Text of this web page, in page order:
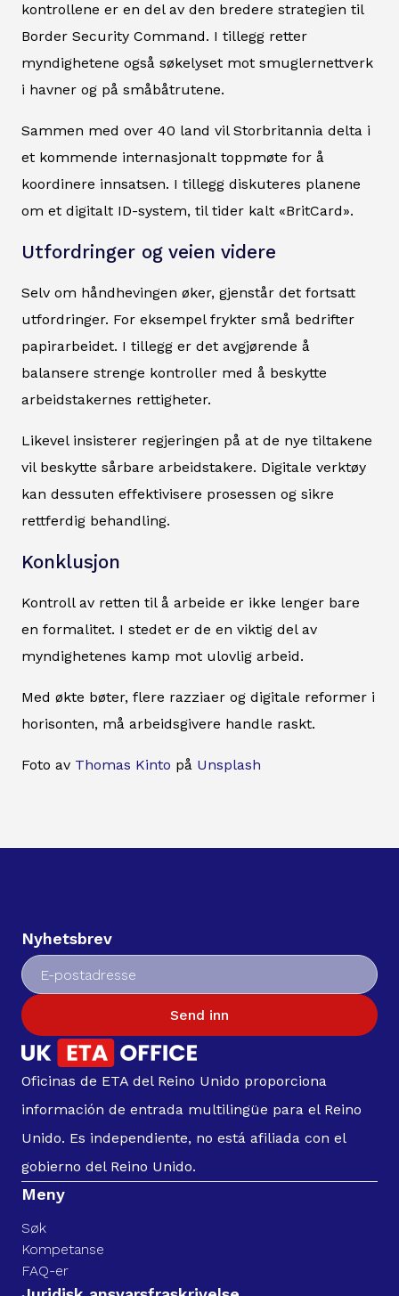
kontrollene er en del av den bredere strategien til
Border Security Command. I tillegg retter
myndighetene også søkelyset mot smuglernettverk
i havner og på småbåtrutene.
Sammen med over 40 land vil Storbritannia delta i
et kommende internasjonalt toppmøte for å
koordinere innsatsen. I tillegg diskuteres planene
om et digitalt ID-system, til tider kalt «BritCard».
Utfordringer og veien videre
Selv om håndhevingen øker, gjenstår det fortsatt
utfordringer. For eksempel frykter små bedrifter
papirarbeidet. I tillegg er det avgjørende å
balansere strenge kontroller med å beskytte
arbeidstakernes rettigheter.
Likevel insisterer regjeringen på at de nye tiltakene
vil beskytte sårbare arbeidstakere. Digitale verktøy
kan dessuten effektivisere prosessen og sikre
rettferdig behandling.
Konklusjon
Kontroll av retten til å arbeide er ikke lenger bare
en formalitet. I stedet er de en viktig del av
myndighetenes kamp mot ulovlig arbeid.
Med økte bøter, flere razziaer og digitale reformer i
horisonten, må arbeidsgivere handle raskt.
Foto av Thomas Kinto på Unsplash
Nyhetsbrev
Send inn
Oficinas de ETA del Reino Unido proporciona
información de entrada multilingüe para el Reino
Unido. Es independiente, no está afiliada con el
gobierno del Reino Unido.
Meny
Søk
Kompetanse
FAQ-er